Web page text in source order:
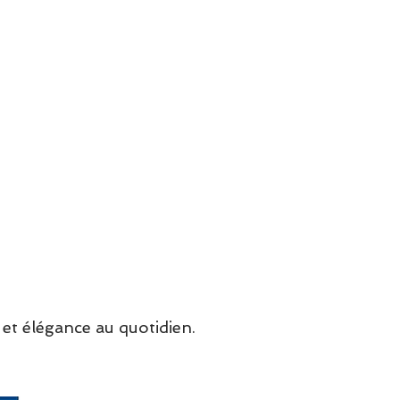
élégance au quotidien.